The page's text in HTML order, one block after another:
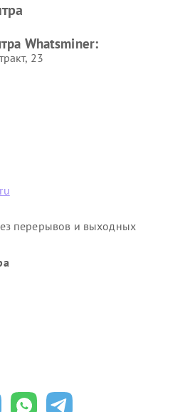
Whatsminer:
23
перерывов и выходных